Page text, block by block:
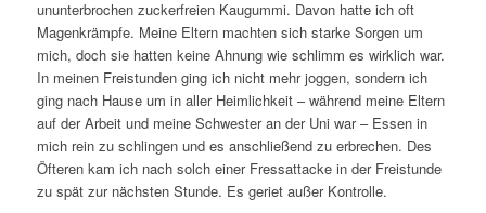
ununterbrochen zuckerfreien Kaugummi. Davon hatte ich oft
Magenkrämpfe. Meine Eltern machten sich starke Sorgen um
mich, doch sie hatten keine Ahnung wie schlimm es wirklich war.
In meinen Freistunden ging ich nicht mehr joggen, sondern ich
ging nach Hause um in aller Heimlichkeit – während meine Eltern
auf der Arbeit und meine Schwester an der Uni war – Essen in
mich rein zu schlingen und es anschließend zu erbrechen. Des
Öfteren kam ich nach solch einer Fressattacke in der Freistunde
zu spät zur nächsten Stunde. Es geriet außer Kontrolle.